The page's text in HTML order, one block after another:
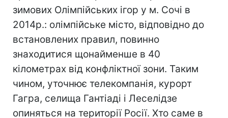
зимових Олімпійських ігор у м. Сочі в
2014р.: олімпійське місто, відповідно до
встановлених правил, повинно
знаходитися щонайменше в 40
кілометрах від конфліктної зони. Таким
чином, уточнює телекомпанія, курорт
Гагра, селища Гантіаді і Леселідзе
опиняться на території Росії. Хто саме в